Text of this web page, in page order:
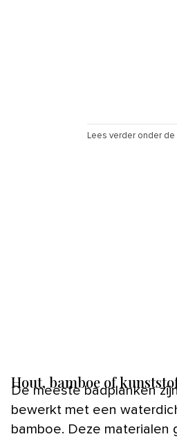
Lees verder onder
Hout, bamboe of
De meeste badplanken
bewerkt met een
bamboe. Deze materialen